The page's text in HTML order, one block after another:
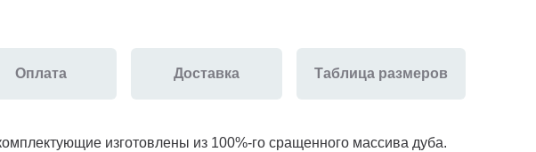
Оплата Доставка Таблица размеров
изготовлены из 100%-го сращенного массива дуба.